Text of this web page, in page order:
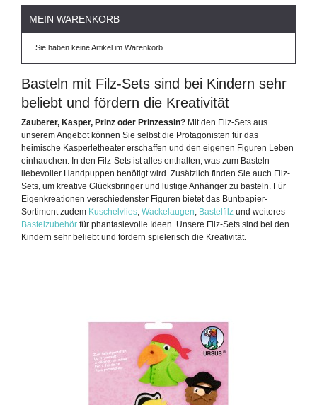
MEIN WARENKORB
Sie haben keine Artikel im Warenkorb.
Basteln mit Filz-Sets sind bei Kindern sehr
beliebt und fördern die Kreativität
Zauberer, Kasper, Prinz oder Prinzessin? Mit den Filz-Sets aus
unserem Angebot können Sie selbst die Protagonisten für das
heimische Kasperletheater erschaffen und den eigenen Figuren Leben
einhauchen. In den Filz-Sets ist alles enthalten, was zum Basteln
liebevoller Handpuppen benötigt wird. Zusätzlich finden Sie auch Filz-
Sets, um kreative Glücksbringer und lustige Anhänger zu basteln. Für
Eigenkreationen verschiedenster Figuren bietet das Buntpapier-
Sortiment zudem Kuschelvlies, Wackelaugen, Bastelfilz und weiteres
Bastelzubehör für phantasievolle Ideen. Unsere Filz-Sets sind bei den
Kindern sehr beliebt und fördern spielerisch die Kreativität.